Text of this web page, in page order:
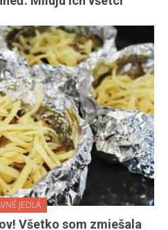
JEDLÁ
Všetko som zmiešala